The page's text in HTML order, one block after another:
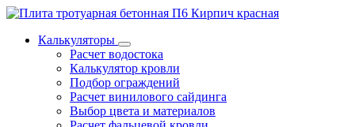
Калькуляторы
Расчет водостока
Калькулятор кровли
Подбор ограждений
Расчет винилового сайдинга
Выбор цвета и материалов